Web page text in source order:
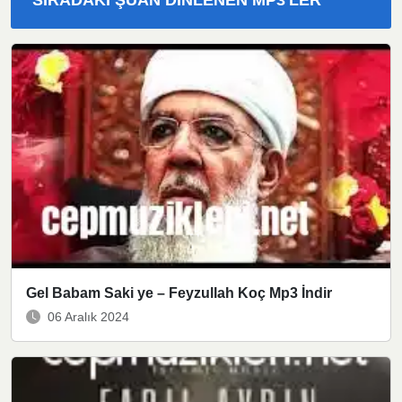
Gel Babam Saki ye – Feyzullah Koç Mp3 İndir
06 Aralık 2024